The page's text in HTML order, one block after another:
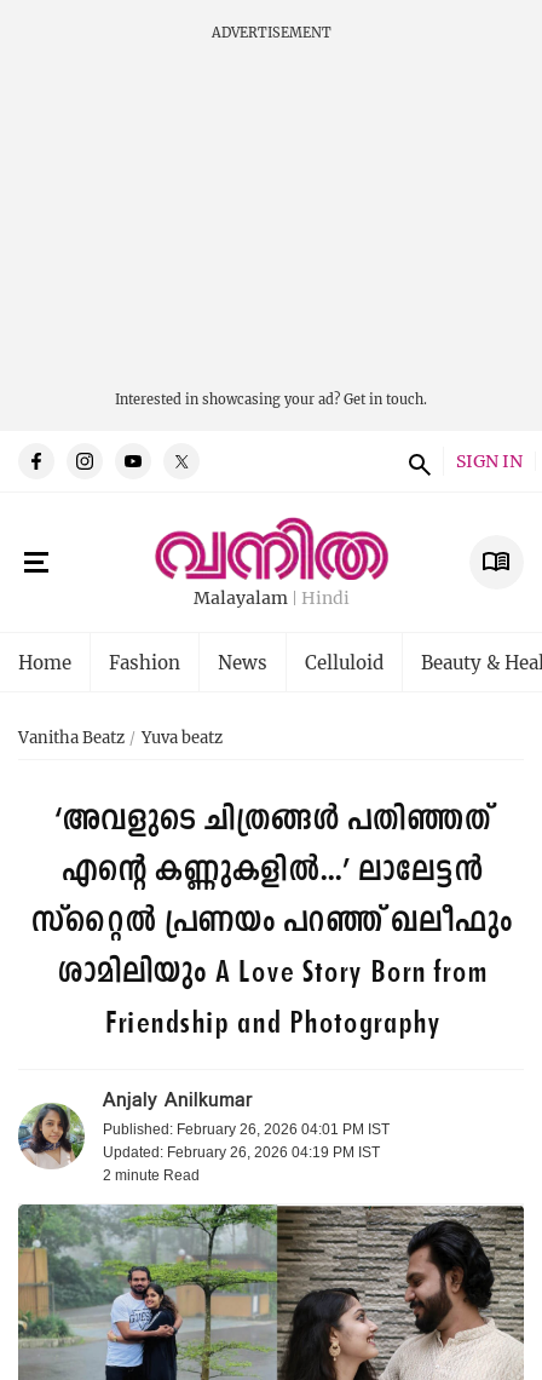
ADVERTISEMENT
Interested in showcasing your ad? Get in touch.
SIGN IN
Malayalam Hindi
Home Fashion News Celluloid Beauty &
Vanitha Beatz Yuva beatz
‘അവളുടെ ചിത്രങ്ങൾ പതിഞ്ഞത്
എന്റെ കണ്ണുകളിൽ...’ ലാലേട്ടൻ
സ്‌റ്റൈൽ പ്രണയം പറഞ്ഞ് ഖലീഫും
ശാമിലിയും A Love Story Born from
Friendship and Photography
Anjaly Anilkumar
Published: February 26, 2026 04:01 PM IST
Updated: February 26, 2026 04:19 PM IST
2 minute Read